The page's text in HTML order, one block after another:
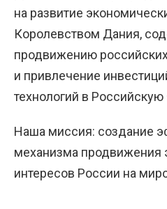
на развитие
Королевством Дания,
продвижению
и привлечение
технологий в
Наша миссия: создание
механизма продвижения
интересов России на